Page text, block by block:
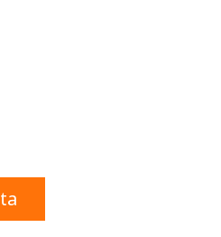
toate ofertele